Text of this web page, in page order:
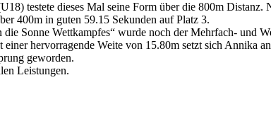
testete dieses Mal seine Form über die 800m
400m in guten 59.15 Sekunden auf Platz 3.
die Sonne Wettkampfes“ wurde noch der Mehrfach- und
hervorragende Weite von 15.80m setzt sich Annika
geworden.
Leistungen.